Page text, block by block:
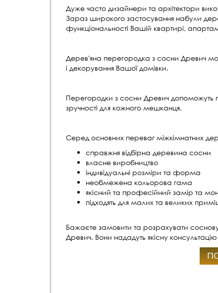
Дуже часто дизайнери та архітектори
Зараз широкого застосування набули
функціональності Вашій квартирі,
Дерев'яна перегородка з сосни Древич
і декорування Вашої домівки.
Перегородки з сосни Древич допоможуть
зручності для кожного мешканця.
Серед основних переваг міжкімнатних
справжня відбірна деревина сосни
власне виробництво
індивідуальні розміри та форма
необмежена кольорова гама
якісний та професійний замір та
підходять для малих та великих
Бажаєте замовити та розрахувати
Древич. Вони нададуть якісну